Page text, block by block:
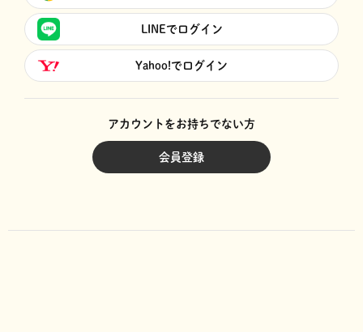
LINEでログイン
Yahoo!でログイン
アカウントをお持ちでない方
会員登録